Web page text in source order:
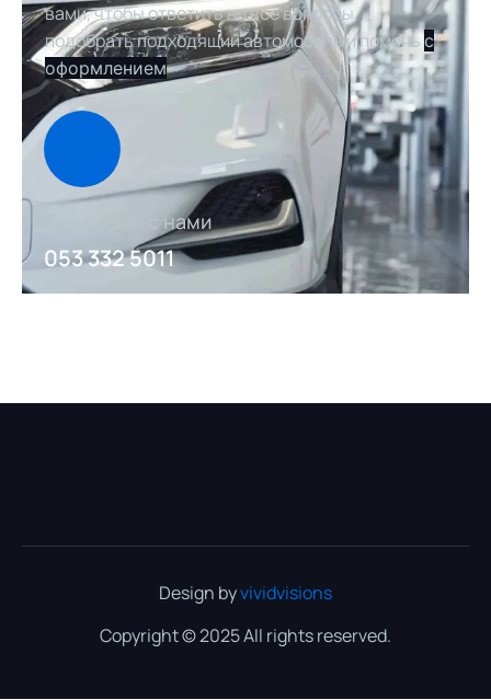
вами, чтобы ответить на все вопросы,
подобрать подходящий автомобиль и помочьс
оформлением
Связаться с нами
053 332 5011
Design byvividvisions
Copyright © 2025 All rights reserved.